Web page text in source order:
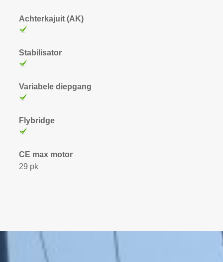
Achterkajuit (AK)
Stabilisator
Variabele diepgang
Flybridge
CE max motor
29 pk